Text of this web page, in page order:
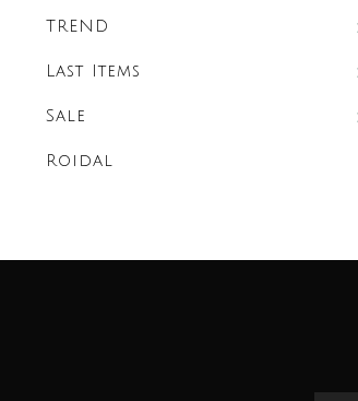
TREND
Last Items
Sale
Roidal